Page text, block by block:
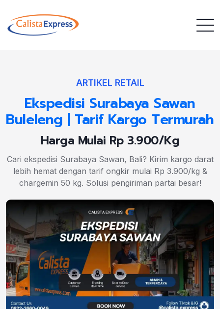
ARTIKEL RETAIL
Ekspedisi Surabaya Sawan
Buleleng | Tarif Kargo Termurah
Harga Mulai Rp 3.900/Kg
Cari ekspedisi Surabaya Sawan, Bali? Kirim kargo darat
lebih hemat dengan tarif ongkir mulai Rp 3.900/kg &
chargemin 50 kg. Solusi pengiriman partai besar!